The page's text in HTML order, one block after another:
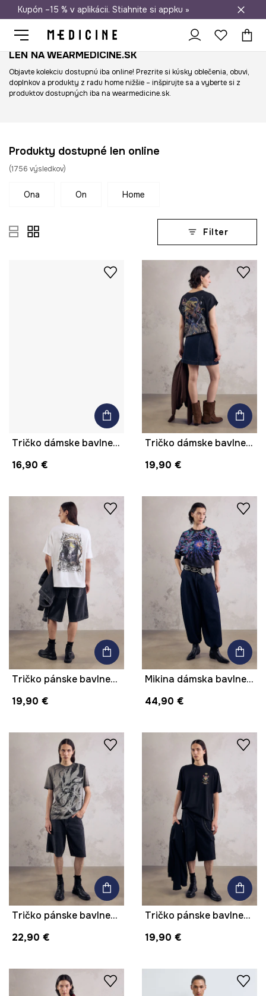
Doprava zadarmo od 50 €
Kupón –15 % v aplikácii. Stiahnite si appku »
LEN NA WEARMEDICINE.SK
Objavte kolekciu dostupnú iba online! Prezrite si kúsky oblečenia, obuvi,
doplnkov a produkty z radu home nižšie – inšpirujte sa a vyberte si z
produktov dostupných iba na wearmedicine.sk.
Produkty dostupné len online
(1756 výsledkov)
ona on home
Filter
Tričko dámske bavlnené heavyweight z kolekcie Mythical Creatures
16,90 €
Tričko dámske bavlnené s potlačou z kolekcie Mythical Creatures
19,90 €
Tričko pánske bavlnené s potlačou z kolekcie Mythical Creatures
19,90 €
Mikina dámska bavlnená z kolekcie Mythical Creatures
44,90 €
Tričko pánske bavlnené z kolekcie Mythical Creatures
22,90 €
Tričko pánske bavlnené s potlačou z kolekcie Mythical Creatures
19,90 €